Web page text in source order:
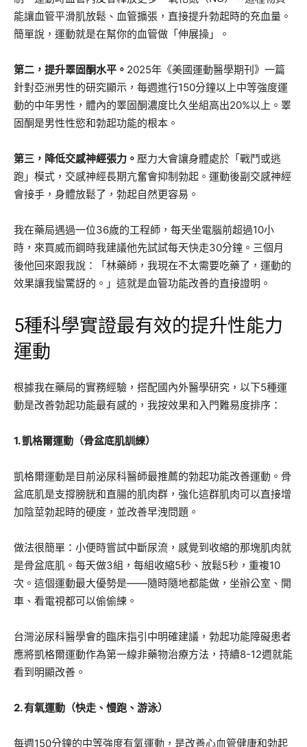
能讓血管平滑肌放鬆、血管擴張，直接提升勃起時的充血量。
簡單說，運動就是在幫你的血管做「伸展操」。
第二，提升睪固酮水平。 2025年《美國運動醫學期刊》一篇
針對亞洲男性的研究顯示，每週進行150分鐘以上中等強度運
動的中年男性，體內的睪固酮濃度比久坐組高出20%以上。睪
固酮是男性性慾和勃起功能的根本。
第三，降低交感神經張力。 壓力大會讓身體處於「戰鬥或逃
跑」模式，交感神經長期亢奮會抑制勃起。運動後副交感神經
會接手，身體放鬆了，勃起自然更容易。
我在藥局遇過一位36歲的工程師，每天坐電腦前超過10小
時，來買威而鋼時我建議他先試試每天快走30分鐘。三個月
後他回來跟我說：「林藥師，我現在不太需要吃藥了，運動的
效果讓我蠻驚訝的。」這就是血管功能改善的直接證明。
5種科學實證最有效的提升性能力
運動
根據我在藥局的實務經驗，搭配國內外醫學研究，以下5種運
動是改善勃起功能最有感的，我按效果和入門難易度排序：
1. 凱格爾運動（骨盆底肌訓練）
凱格爾運動是目前泌尿科醫師最推薦的勃起功能改善運動。骨
盆底肌是支撐膀胱和直腸的肌肉群，強化這群肌肉可以直接增
加陰莖勃起時的硬度，並改善早洩問題。
做法很簡單：小便時嘗試中斷尿流，感覺到收縮的那塊肌肉就
是骨盆底肌。每天做3組，每組收縮5秒、放鬆5秒，重複10
次。這個運動最大優勢是——隨時隨地都能做，坐辦公室、開
車、看電視都可以偷偷練。
台灣泌尿科醫學會的臨床指引中明確建議，勃起功能障礙患者
應將凱格爾運動作為第一線非藥物治療方法，持續8-12週就能
看到明顯改善。
2. 有氧運動（快走、慢跑、游泳）
每週150分鐘的中等強度有氧運動，是改善心血管健康和勃起